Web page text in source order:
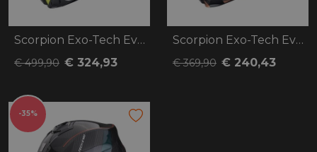
Scorpion Exo-Tech Evo Carbon Cosy
€ 499,90 € 324,93
Scorpion Exo-Tech Evo Traveller
€ 369,90 € 240,43
-35%